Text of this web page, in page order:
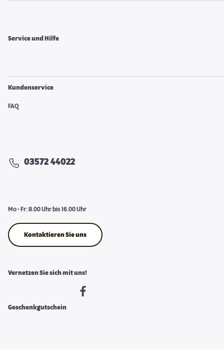
Service und Hilfe
Kundenservice
FAQ
03572 44022
Mo - Fr: 8.00 Uhr bis 16.00 Uhr
Kontaktieren Sie uns
Vernetzen Sie sich mit uns!
Geschenkgutschein